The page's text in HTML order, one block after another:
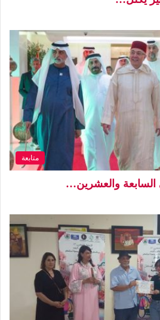
متابعة
السابعة والعشرين…